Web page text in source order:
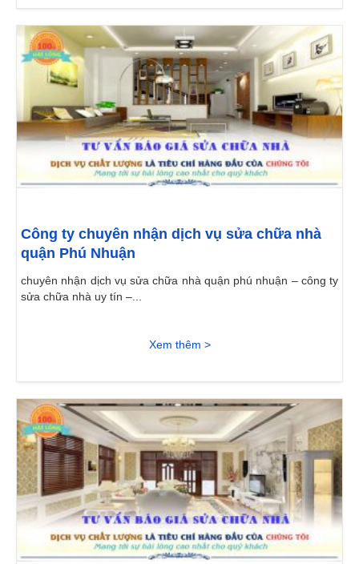
Công ty chuyên nhận dịch vụ sửa chữa nhà
quận Phú Nhuận
chuyên nhận dịch vụ sửa chữa nhà quận phú nhuận – công ty
sửa chữa nhà uy tín –...
Xem thêm >